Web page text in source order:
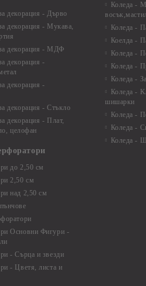
декорация - Дърво
декорация - Мукава,
декорация - МДФ
декорация -
декорация -
декорация - Стъкло
декорация - Плат,
целофан
до 2,50 см
2,50 см
над 2,50 см
Основни Фигури -
- Сърца и звезди
- Цветя, листа и
Коледа -
Коледа -
Коелда -
Коледа -
Коледа -
Коледа -
Коледа -
шишарки
Коледа -
Коледа -
Коледа -